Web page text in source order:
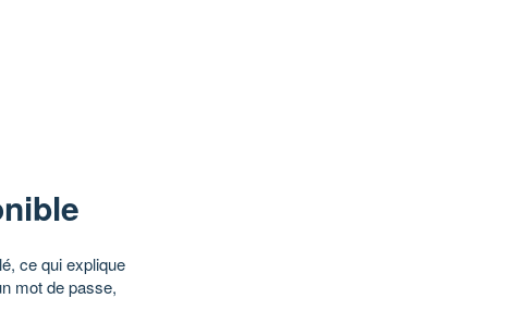
ce qui explique
mot de passe,